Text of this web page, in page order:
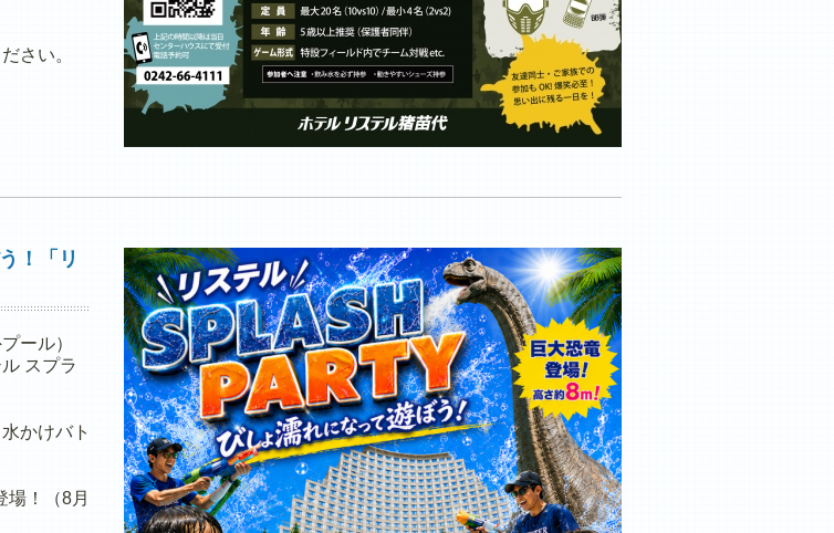
さい。
！「リ
ール）
スプラ
かけバト
場！（8月